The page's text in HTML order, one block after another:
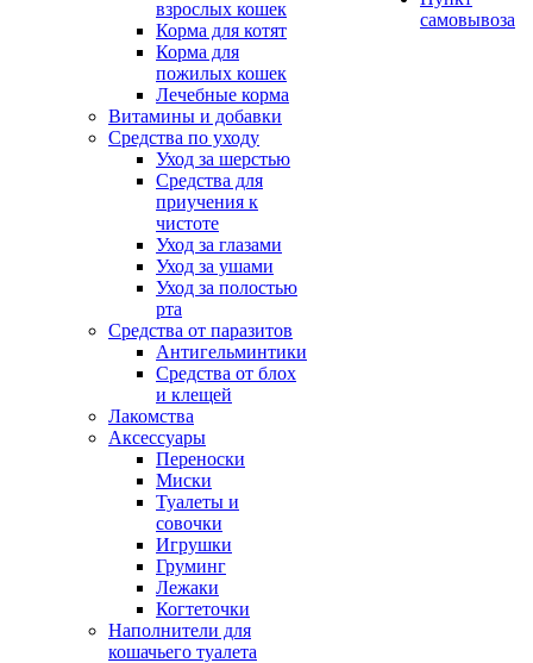
взрослых кошек
Корма для котят
Корма для
пожилых кошек
Лечебные корма
Витамины и добавки
Средства по уходу
Уход за шерстью
Средства для
приучения к
чистоте
Уход за глазами
Уход за ушами
Уход за полостью
рта
Средства от паразитов
Антигельминтики
Средства от блох
и клещей
Лакомства
Аксессуары
Переноски
Миски
Туалеты и
совочки
Игрушки
Груминг
Лежаки
Когтеточки
Наполнители для
кошачьего туалета
самовывоза